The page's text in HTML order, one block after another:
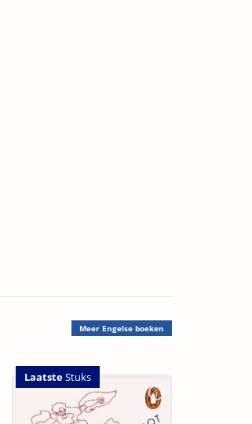
Meer Engelse boeken
LaatsteStuks